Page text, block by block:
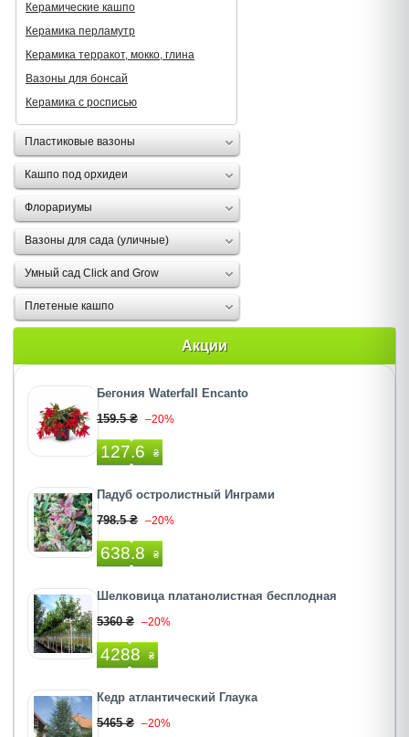
Керамические кашпо
Керамика перламутр
Керамика терракот, мокко, глина
Вазоны для бонсай
Керамика с росписью
Пластиковые вазоны
Кашпо под орхидеи
Флорариумы
Вазоны для сада (уличные)
Умный сад Click and Grow
Плетеные кашпо
Акции
Бегония Waterfall Encanto
159.5 ₴ –20%
127.6 ₴
Падуб остролистный Инграми
798.5 ₴ –20%
638.8 ₴
Шелковица платанолистная бесплодная
5360 ₴ –20%
4288 ₴
Кедр атлантический Глаука
5465 ₴ –20%